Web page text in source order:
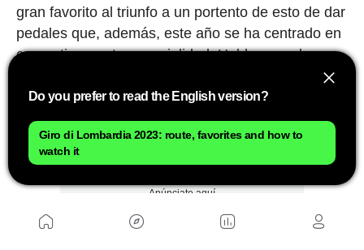
gran favorito al triunfo a un portento de esto de dar
pedales que, además, este año se ha centrado en
competir en esta especialidad. Hablamos, claro
, quién pese a
retirarse del ciclismo profesional ha seguido
entrenando y cuidándose como si fuera uno de
ellos y llega al Veneto con toda la intención de
imponer su clase.
Anúnciate aquí
Do you prefer to read the English version?
Giro di Lombardia 2023: route, favorites and how to
watch it